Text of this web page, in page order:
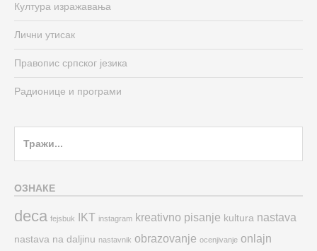
Култура изражавања
Лични утисак
Правопис српског језика
Радионице и програми
ОЗНАКЕ
deca fejsbuk IKT instagram kreativno pisanje kultura nastava
nastava na daljinu nastavnik obrazovanje ocenjivanje onlajn